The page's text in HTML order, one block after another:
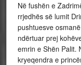
Në fushën e
rrjedhës së lumit
pushtuesve
ndërtuar prej
emrin e Shën Palit.
kryeqendra e